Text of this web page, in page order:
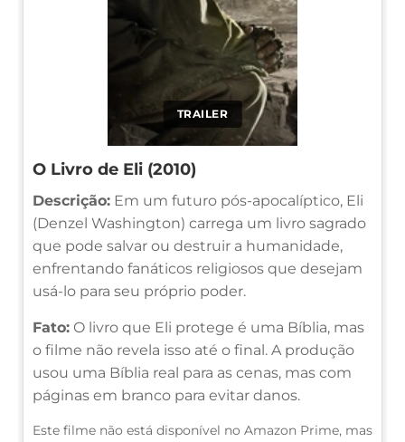
TRAILER
O Livro de Eli (2010)
Descrição: Em um futuro pós-apocalíptico, Eli
(Denzel Washington) carrega um livro sagrado
que pode salvar ou destruir a humanidade,
enfrentando fanáticos religiosos que desejam
usá-lo para seu próprio poder.
Fato: O livro que Eli protege é uma Bíblia, mas
o filme não revela isso até o final. A produção
usou uma Bíblia real para as cenas, mas com
páginas em branco para evitar danos.
Este filme não está disponível no Amazon Prime, mas